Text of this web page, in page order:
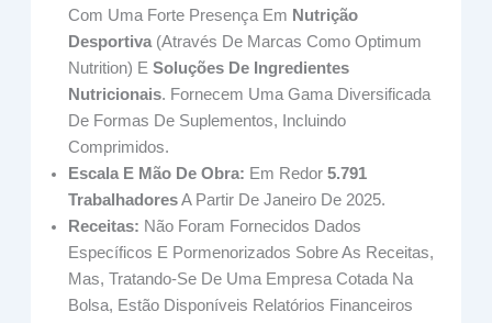
Com Uma Forte Presença Em Nutrição
Desportiva (através De Marcas Como Optimum
Nutrition) ESoluções De Ingredientes
Nutricionais. Fornecem Uma Gama Diversificada
De Formas De Suplementos, Incluindo
Comprimidos.
Escala E Mão De Obra: Em Redor5.791
TrabalhadoresA Partir De Janeiro De 2025.
Receitas: Não Foram Fornecidos Dados
Específicos E Pormenorizados Sobre As Receitas,
Mas, Tratando-Se De Uma Empresa Cotada Na
Bolsa, Estão Disponíveis Relatórios Financeiros